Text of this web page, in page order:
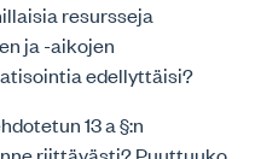
resursseja
ja -aikojen
edellyttäisi?
13 a §:n